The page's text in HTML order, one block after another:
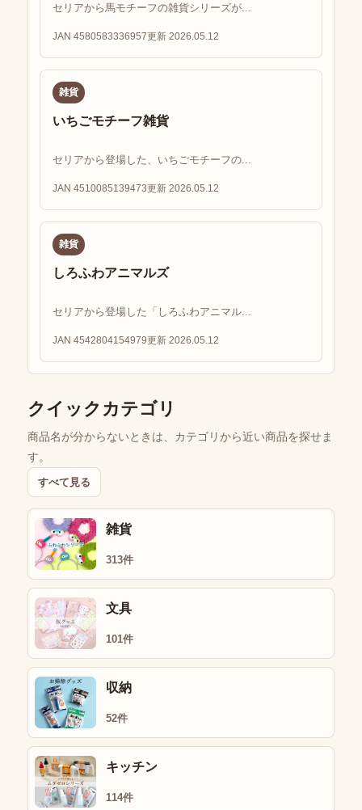
セリアから馬モチーフの雑貨シリーズが...
JAN 4580583336957更新 2026.05.12
雑貨
いちごモチーフ雑貨
セリアから登場した、いちごモチーフの...
JAN 4510085139473更新 2026.05.12
雑貨
しろふわアニマルズ
セリアから登場した「しろふわアニマル...
JAN 4542804154979更新 2026.05.12
クイックカテゴリ
商品名が分からないときは、カテゴリから近い商品を探せま
す。
すべて見る
雑貨
313件
文具
101件
収納
52件
キッチン
114件